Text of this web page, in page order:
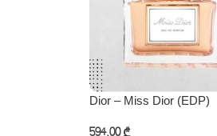
Dior – Miss Dior (EDP)
594,00 ₾